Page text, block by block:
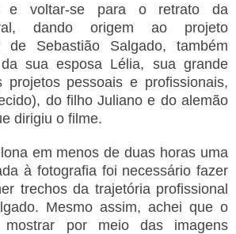
e voltar-se para o retrato da
dando origem ao projeto
de Sebastião Salgado, também
sua esposa Lélia, sua grande
projetos pessoais e profissionais,
do filho Juliano e do alemão
dirigiu o filme.
em menos de duas horas uma
à fotografia foi necessário fazer
trechos da trajetória profissional
Mesmo assim, achei que o
mostrar por meio das imagens